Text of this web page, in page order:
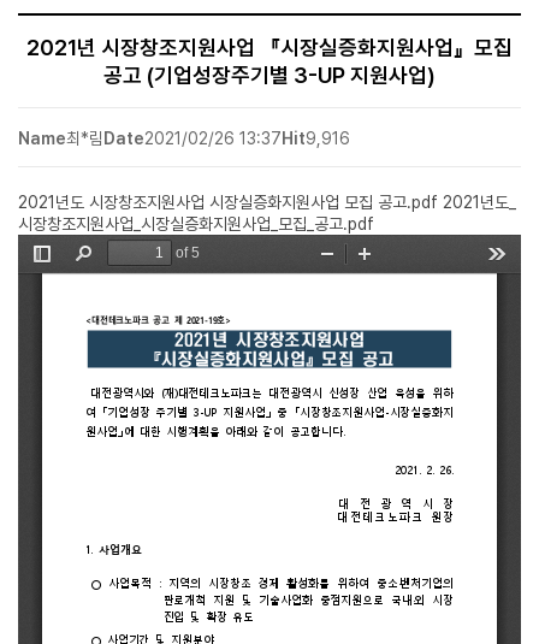
2021년 시장창조지원사업 『시장실증화지원사업』모집
공고 (기업성장주기별 3-UP 지원사업)
Name최*림 Date2021/02/26 13:37Hit9,916
2021년도 시장창조지원사업 시장실증화지원사업 모집 공고.pdf 2021년도_
시장창조지원사업_시장실증화지원사업_모집_공고.pdf